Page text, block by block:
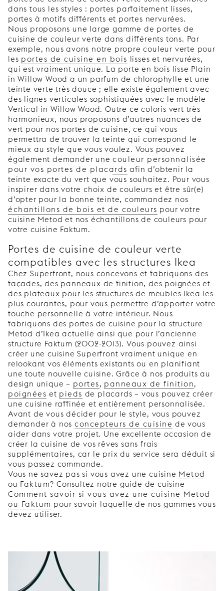
dans tous les styles : portes parfaitement lisses,
portes à motifs différents et portes nervurées.
Nous proposons une large gamme de portes de
cuisine de couleur verte dans différents tons. Par
exemple, nous avons notre propre couleur verte pour
les portes de cuisine en bois lisses et nervurées,
qui est vraiment unique. La porte en bois lisse Plain
in Willow Wood a un parfum de chlorophylle et une
teinte verte très douce ; elle existe également avec
des lignes verticales sophistiquées avec le modèle
Vertical in Willow Wood. Outre ce coloris vert très
harmonieux, nous proposons d’autres nuances de
vert pour nos portes de cuisine, ce qui vous
permettra de trouver la teinte qui correspond le
mieux au style que vous voulez. Vous pouvez
également demander unecouleur personnalisée
pour vos portes de placards afin d’obtenir la
teinte exacte du vert que vous souhaitez. Pour vous
inspirer dans votre choix de couleurs et être sûr(e)
d’opter pour la bonne teinte, commandez nos
échantillons de bois et de couleurs pour votre
cuisine Metod et nos échantillons de couleurs pour
votre cuisine Faktum.
Portes de cuisine de couleur verte
compatibles avec les structures Ikea
Chez Superfront, nous concevons et fabriquons des
façades, des panneaux de finition, des poignées et
des plateaux pour les structures de meubles Ikea les
plus courantes, pour vous permettre d’apporter votre
touche personnelle à votre intérieur. Nous
fabriquons des portes de cuisine pour la structure
Metod d’Ikea actuelle ainsi que pour l’ancienne
structure Faktum (2002-2013). Vous pouvez ainsi
créer une cuisine Superfront vraiment unique en
relookant vos éléments existants ou en planifiant
une toute nouvelle cuisine. Grâce à nos produits au
design unique – portes, panneaux de finition,
poignées et pieds de placards – vous pouvez créer
une cuisine raffinée et entièrement personnalisée.
Avant de vous décider pour le style, vous pouvez
demander à nosconcepteurs de cuisine de vous
aider dans votre projet. Une excellente occasion de
créer la cuisine de vos rêves sans frais
supplémentaires, car le prix du service sera déduit si
vous passez commande.
Vous ne savez pas si vous avez une cuisine Metod
ou Faktum? Consultez notre guide de cuisine
Comment savoir si vous avez une cuisine Metod
ou Faktum pour savoir laquelle de nos gammes vous
devez utiliser.